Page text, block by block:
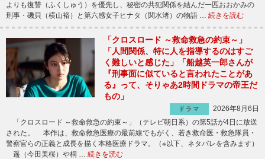
よりも復讐（ふくしゅう）を優先し、秘密の共犯関係を結んだ一匹おおかみの
刑事・磯貝（横山裕）と第六感女子ヒナタ（関水渚）の物語 … 続きを読む
「クロスロード ～救命救急の約束～」
「人間関係、特に人を指導するのはすご
く難しいと感じた」「船越英一郎さんが
『刑事面に似ていると言われたことがあ
る』って、そりゃあ2時間ドラマの帝王だ
もの」
ドラマ
2026年8月6日
「クロスロード ～救命救急の約束～」（テレビ朝日系）の第5話が4日に放送
された。 本作は、救命救急医療の最前線でもがく、若き救命医・救急隊員・
警察官らの正義と成長を描く本格医療ドラマ。（※以下、ネタバレを含みます）
遥（今田美桜）や桐 … 続きを読む